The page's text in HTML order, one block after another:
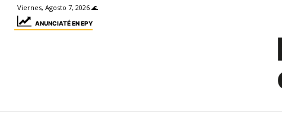
Viernes, Agosto 7, 2026 🌊
ANUNCIATÉ EN EPY